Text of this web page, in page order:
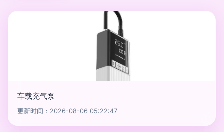
车载充气泵
更新时间：2026-08-06 05:22:47